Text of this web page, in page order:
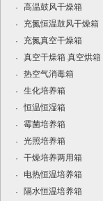
·
高温鼓风干燥箱
·
充氮恒温鼓风干燥箱
·
充氮真空干燥箱
·
真空干燥箱 真空烘箱
·
热空气消毒箱
·
生化培养箱
·
恒温恒湿箱
·
霉菌培养箱
·
光照培养箱
·
干燥培养两用箱
·
电热恒温培养箱
·
隔水恒温培养箱